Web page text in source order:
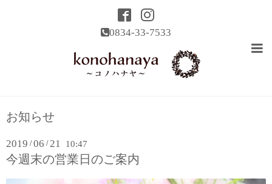
0834-33-7533
お知らせ
2019 /06 /21 10:47
今週末の営業日のご案内